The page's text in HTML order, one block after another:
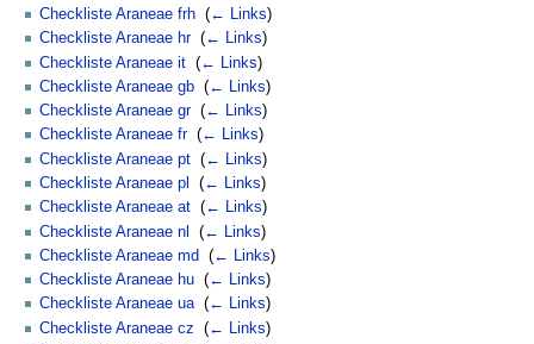
Checkliste Araneae frh (← Links)
Checkliste Araneae hr‎ (← Links)
Checkliste Araneae it (← Links)
Checkliste Araneae gb (← Links)
Checkliste Araneae gr‎ (← Links)
Checkliste Araneae fr‎ (← Links)
Checkliste Araneae pt (← Links)
Checkliste Araneae pl
(← Links)
Checkliste Araneae at (← Links)
Checkliste Araneae nl
(← Links)
Checkliste Araneae md
(← Links)
Checkliste Araneae hu (← Links)
Checkliste Araneae ua‎ (← Links)
Checkliste Araneae cz
(← Links)